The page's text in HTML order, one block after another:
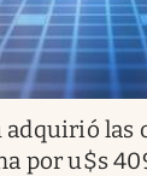
las
por u$s